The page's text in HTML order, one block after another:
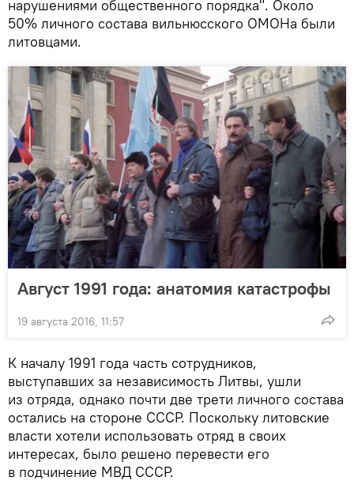
нарушениями общественного порядка". Около
50% личного состава вильнюсского ОМОНа были
литовцами.
Август 1991 года: анатомия катастрофы
19 августа 2016, 11:57
К началу 1991 года часть сотрудников,
выступавших за независимость Литвы, ушли
из отряда, однако почти две трети личного состава
остались на стороне СССР. Поскольку литовские
власти хотели использовать отряд в своих
интересах, было решено перевести его
в подчинение МВД СССР.